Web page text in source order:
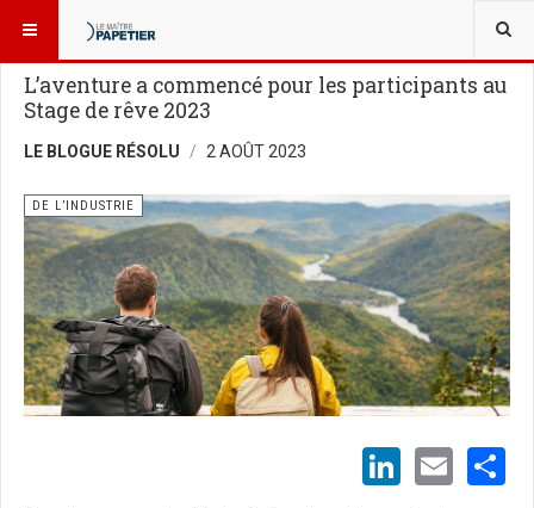
VOUS ÊTES ICI :
L’aventure a commencé pour les participants au
Stage de rêve 2023
LE BLOGUE RÉSOLU 2 AOÛT 2023
DE L’INDUSTRIE